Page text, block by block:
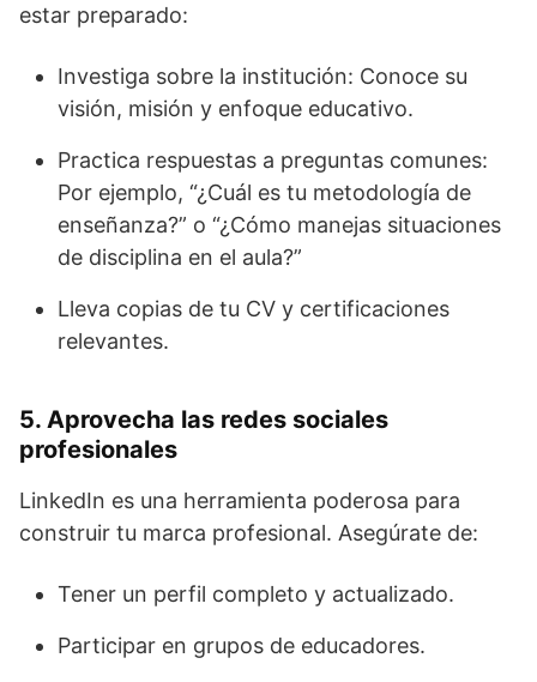
estar preparado:
Investiga sobre la institución: Conoce su
visión, misión y enfoque educativo.
Practica respuestas a preguntas comunes:
Por ejemplo, “¿Cuál es tu metodología de
enseñanza?” o “¿Cómo manejas situaciones
de disciplina en el aula?”
Lleva copias de tu CV y certificaciones
relevantes.
5. Aprovecha las redes sociales
profesionales
LinkedIn es una herramienta poderosa para
construir tu marca profesional. Asegúrate de:
Tener un perfil completo y actualizado.
Participar en grupos de educadores.